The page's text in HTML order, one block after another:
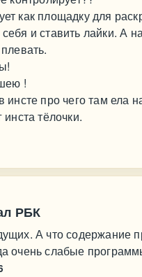
как площадку для
и ставить лайки. А
!
инсте про чего там ела
тёлочки.
РБК
А что содержание
очень слабые